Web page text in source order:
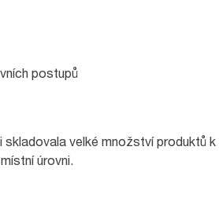
postupů
velké množství produktů k
úrovni.